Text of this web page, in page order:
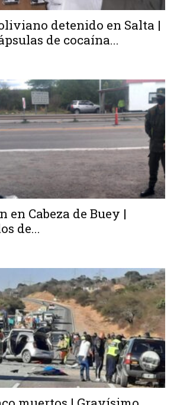
detenido en Salta |
de cocaína...
en Cabeza de Buey |
de...